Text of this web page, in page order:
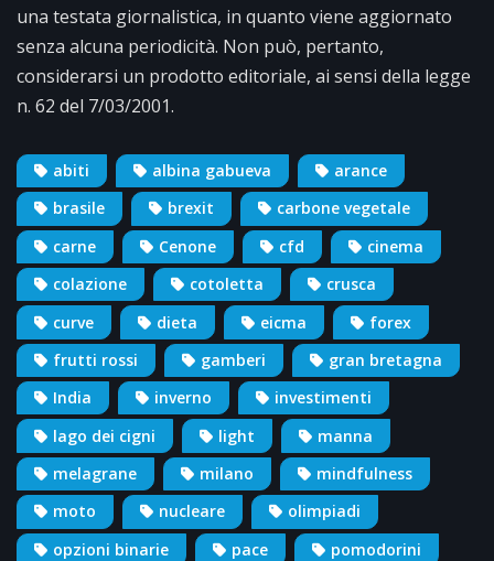
una testata giornalistica, in quanto viene aggiornato
senza alcuna periodicità. Non può, pertanto,
considerarsi un prodotto editoriale, ai sensi della legge
n. 62 del 7/03/2001.
abiti albina gabueva
arance
brasile
brexit
carbone vegetale
carne
Cenone cfd
cinema
colazione
cotoletta
crusca
curve
dieta eicma
forex
frutti rossi
gamberi
gran bretagna
India
inverno
investimenti
lago dei cigni
light
manna
melagrane
milano
mindfulness
moto
nucleare
olimpiadi
opzioni binarie
pace pomodorini